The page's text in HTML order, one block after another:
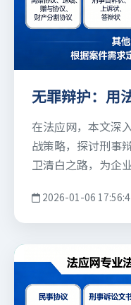
无罪辩护：用
在法应网，本文深
战策略，探讨刑事
卫清白之路，为企
2026-01-06